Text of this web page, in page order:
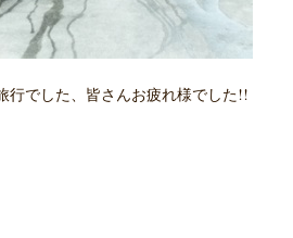
行でした、皆さんお疲れ様でした!!